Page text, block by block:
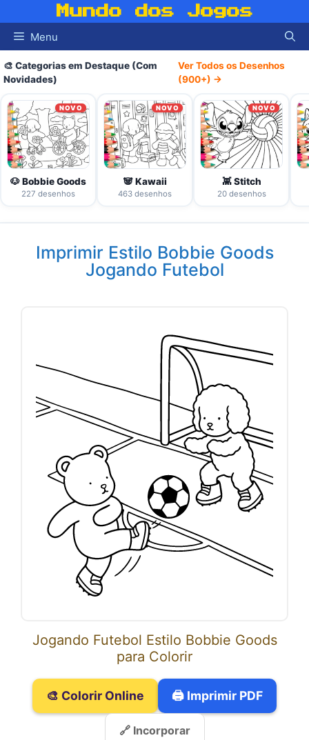
para
conteúdo
Mundo dos Jogos
Menu
🎨 Categorias em Destaque (Com
Novidades)
Ver Todos os Desenhos
(900+) →
NOVO
🐶 Bobbie Goods
227 desenhos
NOVO
🐼 Kawaii
463 desenhos
NOVO
👾 Stitch
20 desenhos
Imprimir Estilo Bobbie Goods
Jogando Futebol
Jogando Futebol Estilo Bobbie Goods
para Colorir
🎨 Colorir Online 🖨️ Imprimir PDF
🔗 Incorporar